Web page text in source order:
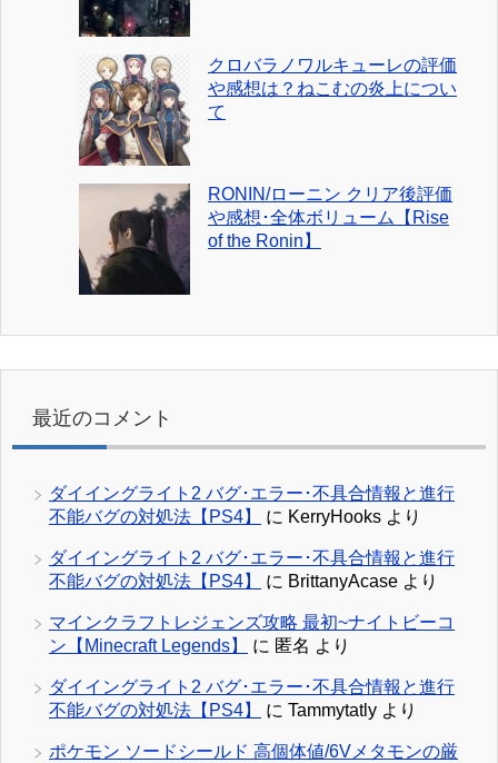
クロバラノワルキューレの評価
や感想は？ねこむの炎上につい
て
RONIN/ローニン クリア後評価
や感想･全体ボリューム【Rise
of the Ronin】
最近のコメント
ダイイングライト2 バグ･エラー･不具合情報と進行
不能バグの対処法【PS4】
に KerryHooks より
ダイイングライト2 バグ･エラー･不具合情報と進行
不能バグの対処法【PS4】
に BrittanyAcase より
マインクラフトレジェンズ攻略 最初~ナイトビーコ
ン【Minecraft Legends】
に 匿名 より
ダイイングライト2 バグ･エラー･不具合情報と進行
不能バグの対処法【PS4】
に Tammytatly より
ポケモン ソードシールド 高個体値/6Vメタモンの厳